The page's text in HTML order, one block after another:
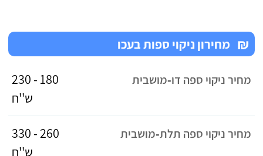
₪ מחירון ניקוי ספות בעכו
מחיר ניקוי ספה דו‑מושבית
180 - 230
ש''ח
מחיר ניקוי ספה תלת‑מושבית
260 - 330
ש''ח